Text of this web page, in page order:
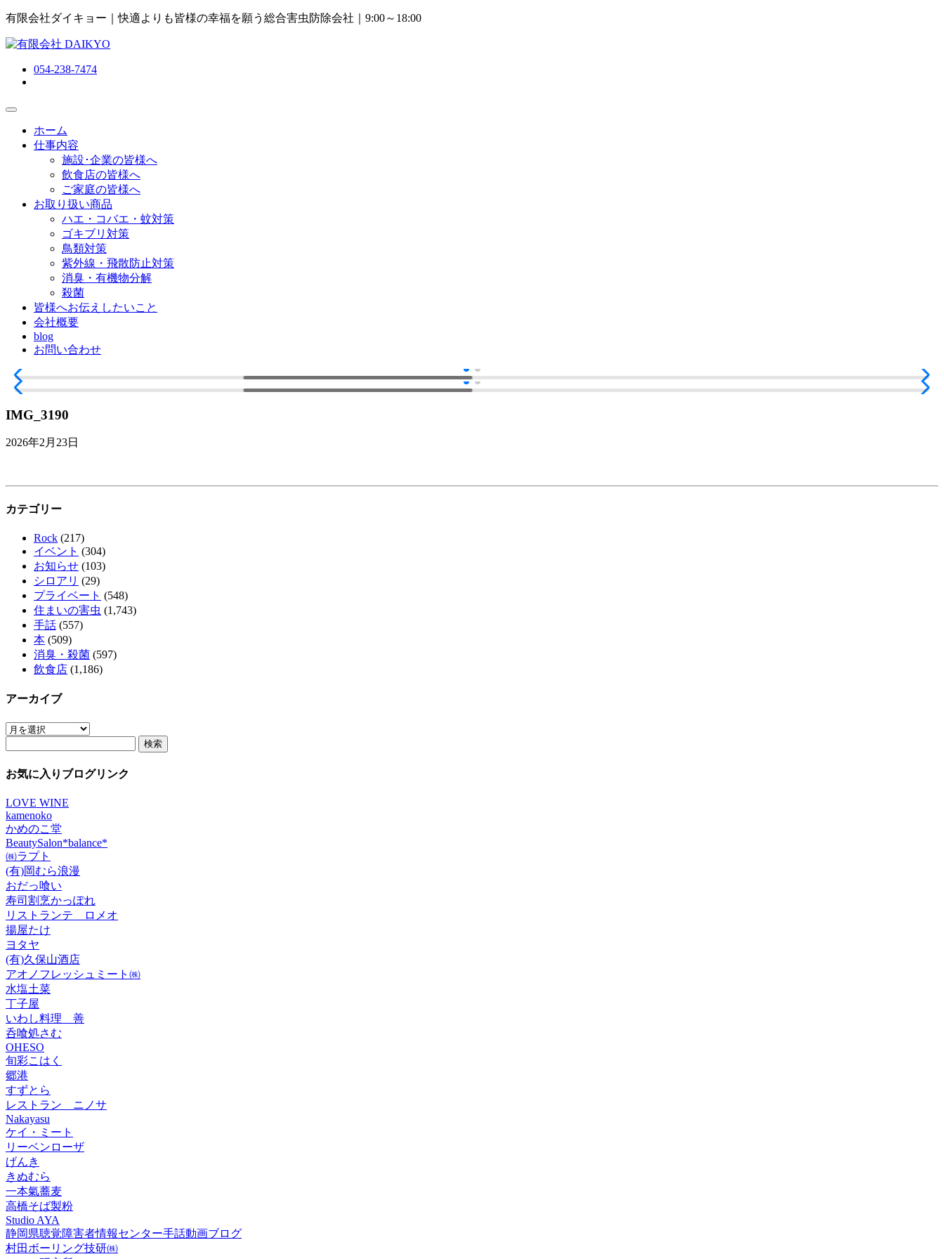
有限会社ダイキョー｜快適よりも皆様の幸福を願う総合害虫防除会社 ｜9:00～18:00
054-238-7474
ホーム
仕事内容
施設･企業の皆様へ
飲食店の皆様へ
ご家庭の皆様へ
お取り扱い商品
ハエ・コバエ・蚊対策
ゴキブリ対策
鳥類対策
紫外線・飛散防止対策
消臭・有機物分解
殺菌
皆様へお伝えしたいこと
会社概要
blog
お問い合わせ
IMG_3190
2026年2月23日
カテゴリー
Rock (217)
イベント (304)
お知らせ (103)
シロアリ (29)
プライベート (548)
住まいの害虫 (1,743)
手話 (557)
本 (509)
消臭・殺菌 (597)
飲食店 (1,186)
アーカイブ
ア
イ
お気に入りブログリンク
LOVE WINE
kamenoko
かめのこ堂
BeautySalon*balance*
㈱ラプト
(有)岡むら浪漫
おだっ喰い
寿司割烹かっぽれ
リストランテ ロメオ
揚屋たけ
ヨタヤ
(有)久保山酒店
アオノフレッシュミート㈱
水塩土菜
丁子屋
いわし料理 善
呑喰処さむ
OHESO
旬彩こはく
郷港
すずとら
レストラン ニノサ
Nakayasu
ケイ・ミート
リーベンローザ
げんき
きぬむら
一本氣蕎麦
高橋そば製粉
Studio AYA
静岡県聴覚障害者情報センター手話動画ブログ
村田ボーリング技研㈱